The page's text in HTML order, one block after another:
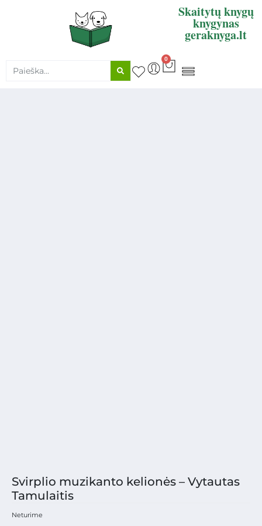
Skaitytų knygų
knygynas
geraknyga.lt
0
Svirplio muzikanto kelionės – Vytautas
Tamulaitis
Neturime